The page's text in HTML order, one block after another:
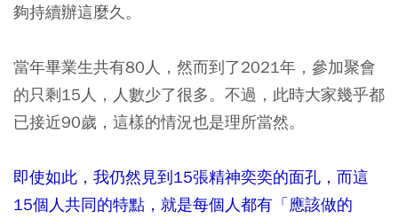
夠持續辦這麼久。
當年畢業生共有80人，然而到了2021年，參加聚會
的只剩15人，人數少了很多。不過，此時大家幾乎都
已接近90歲，這樣的情況也是理所當然。
即使如此，我仍然見到15張精神奕奕的面孔，而這
15個人共同的特點，就是每個人都有「應該做的